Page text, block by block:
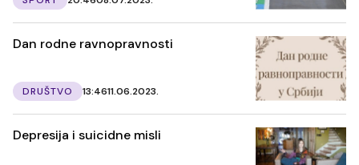
Dan rodne ravnopravnosti
DRUŠTVO 13:4611.06.2023.
Depresija i suicidne misli